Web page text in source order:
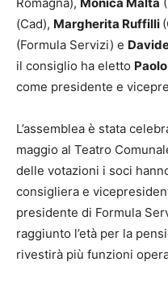
(Cad), Margherita Ruffilli
(Formula Servizi) e
il consiglio ha eletto
come presidente e
L’assemblea è stata
maggio al Teatro
delle votazioni i soci
consigliera e
presidente di Formula
raggiunto l’età per la
rivestirà più funzioni